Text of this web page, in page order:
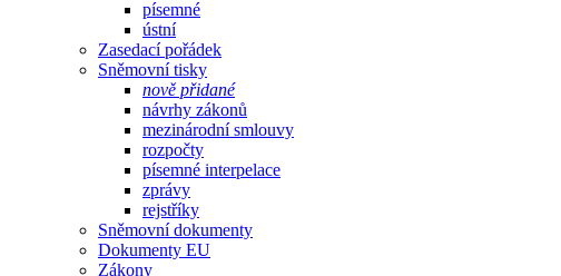
písemné
ústní
Zasedací pořádek
Sněmovní tisky
nově přidané
návrhy zákonů
mezinárodní smlouvy
rozpočty
písemné interpelace
zprávy
rejstříky
Sněmovní dokumenty
Dokumenty EU
Zákony